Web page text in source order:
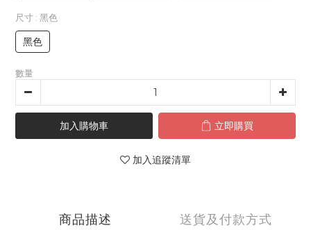
尺寸 : 黑色
黑色
數量
加入購物車 立即購買
加入追蹤清單
商品描述 送貨及付款方式